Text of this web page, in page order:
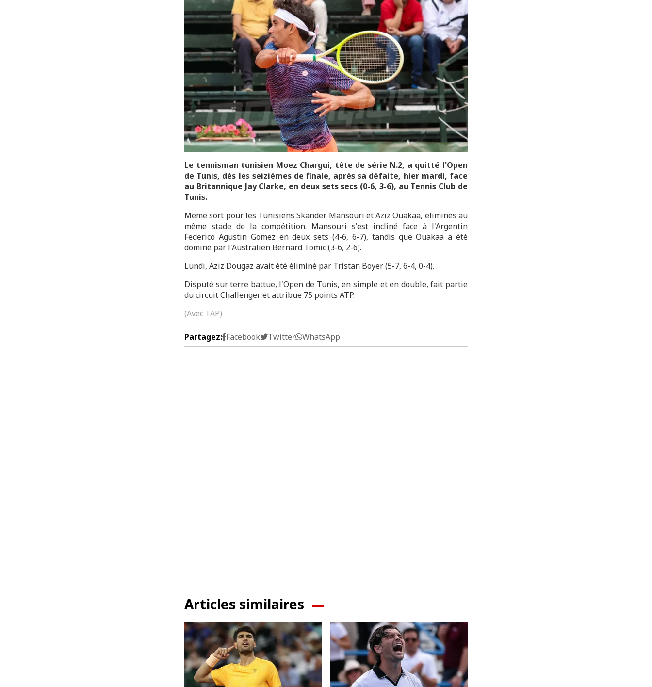
Le tennisman tunisien Moez Chargui, tête de série N.2, a quitté l'Open
de Tunis, dès les seizièmes de finale, après sa défaite, hier mardi, face
au Britannique Jay Clarke, en deux sets secs (0-6, 3-6), au Tennis Club de
Tunis.
Même sort pour les Tunisiens Skander Mansouri et Aziz Ouakaa, éliminés au
même stade de la compétition. Mansouri s'est incliné face à l'Argentin
Federico Agustin Gomez en deux sets (4-6, 6-7), tandis que Ouakaa a été
dominé par l'Australien Bernard Tomic (3-6, 2-6).
Lundi, Aziz Dougaz avait été éliminé par Tristan Boyer (5-7, 6-4, 0-4).
Disputé sur terre battue, l'Open de Tunis, en simple et en double, fait partie
du circuit Challenger et attribue 75 points ATP.
(Avec TAP)
Partagez: Facebook Twitter WhatsApp
Articles similaires